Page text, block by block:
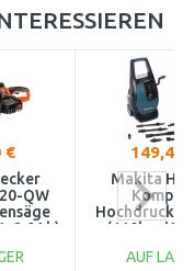
€
QW
149,44
Makita
(110bar/
AUF